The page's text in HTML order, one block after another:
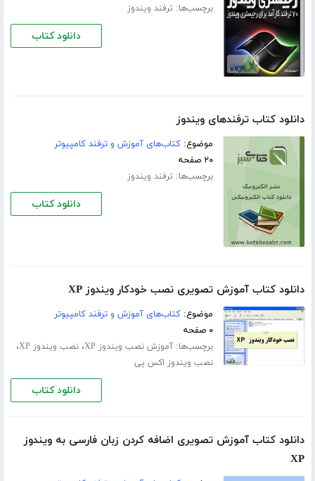
برچسب‌ها: ترفند ویندوز
دانلود کتاب
دانلود کتاب ترفندهای ویندوز
موضوع:کتاب‌های آموزش و ترفند کامپیوتر
۲۰ صفحه
برچسب‌ها: ترفند ویندوز
دانلود کتاب
دانلود کتاب آموزش تصویری نصب خودکار ویندوز XP
موضوع:کتاب‌های آموزش و ترفند کامپیوتر
۰ صفحه
برچسب‌ها:آموزش نصب ویندوز XP ،نصب ویندوز XP ،
نصب ویندوز اکس پی
دانلود کتاب
دانلود کتاب آموزش تصویری اضافه کردن زبان فارسی به ویندوز
XP